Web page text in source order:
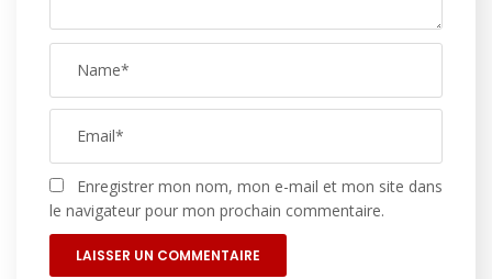
Enregistrer mon nom, mon e-mail et mon site dans
le navigateur pour mon prochain commentaire.